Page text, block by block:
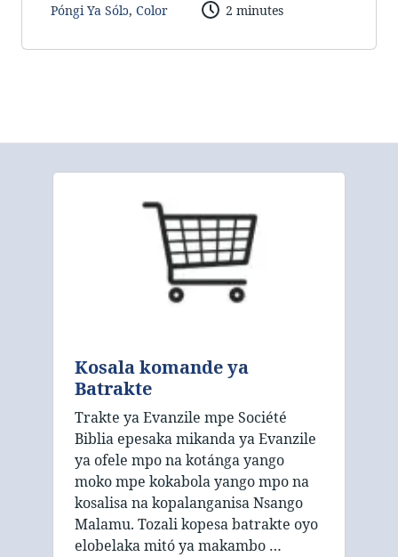
Póngi Ya Sólɔ, Color 2 minutes
Kosala komande ya
Batrakte
Trakte ya Evanzile mpe Société
Biblia epesaka mikanda ya Evanzile
ya ofele mpo na kotánga yango
moko mpe kokabola yango mpo na
kosalisa na kopalanganisa Nsango
Malamu. Tozali kopesa batrakte oyo
elobelaka mitó ya makambo …